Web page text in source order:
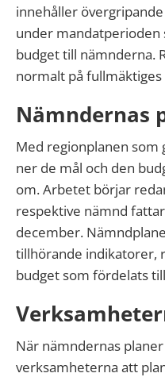
innehåller
under mandatperioden
budget till nämnderna.
normalt på
Nämndernas
Med regionplanen
ner de mål och den
om. Arbetet börjar
respektive nämnd
december.
tillhörande indikatorer,
budget som fördelats
När nämndernas
verksamheterna att